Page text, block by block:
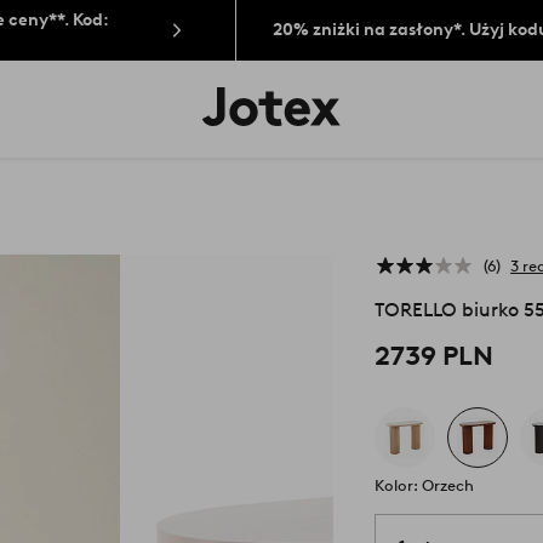
ceny**. Kod:
20% zniżki na zasłony*. Użyj
Logo
Jotex
6 3
TORELLO biurko
2739 PLN
Kolor: Orzech